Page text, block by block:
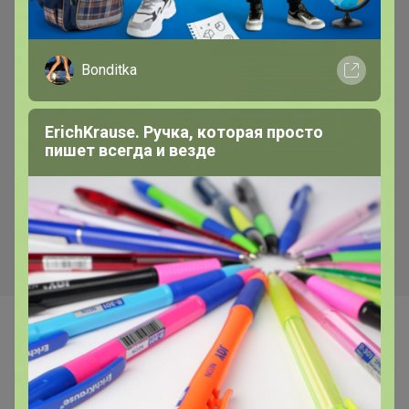
Футболка мужская короткий
рукав GREG G145-RD-6025
(серый)
480р
TS521 (т.бирюза) Футболка
мужская короткий рукав
Самые желанные
Bonditka
ErichKrause. Ручка, которая просто
пишет всегда и везде